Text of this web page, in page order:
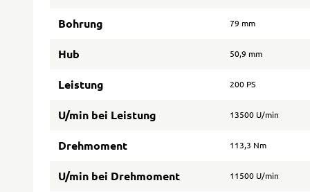
Bohrung 79 mm
Hub 50,9 mm
Leistung 200 PS
U/min bei Leistung 13500 U/min
Drehmoment 113,3 Nm
U/min bei Drehmoment 11500 U/min